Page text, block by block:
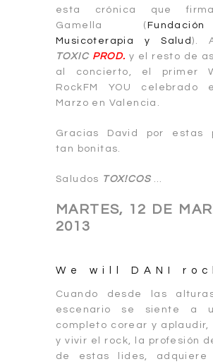
esta crónica que
Gamella (
Musicoterapia y Salud ).
TOXIC PROD. y el resto de
al concierto, el primer
RockFM YOU
Marzo en Valencia.
Gracias David por estas
tan bonitas.
Saludos TOX!COS …
MARTES, 12 DE
2013
We will DANI
Cuando desde las
escenario se siente a
completo corear y aplaudir,
y vivir el rock, la profesión
de estas lides, adquiere